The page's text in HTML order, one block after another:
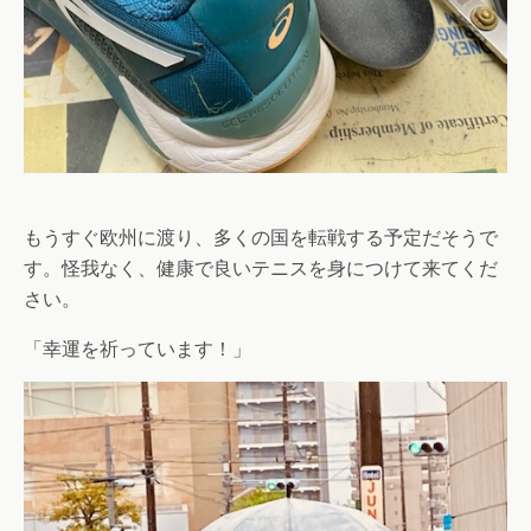
もうすぐ欧州に渡り、多くの国を転戦する予定だそうで
す。怪我なく、健康で良いテニスを身につけて来てくだ
さい。
「幸運を祈っています！」